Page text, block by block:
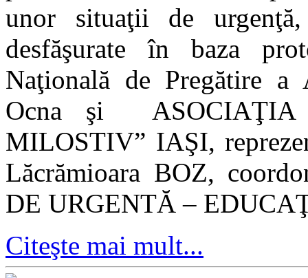
unor situaţii de
desfăşurate în baza
Naţională de Pregătire a
Ocna şi ASOCIAŢIA
MILOSTIV” IAŞI,
Lăcrămioara BOZ,
DE URGENTĂ –
Citeşte mai mult...